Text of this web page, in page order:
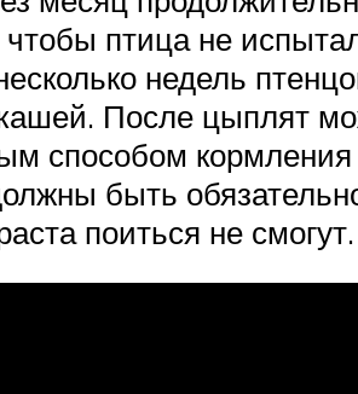
птица не
недель
После цыплят
способом
быть
поиться не смогут.